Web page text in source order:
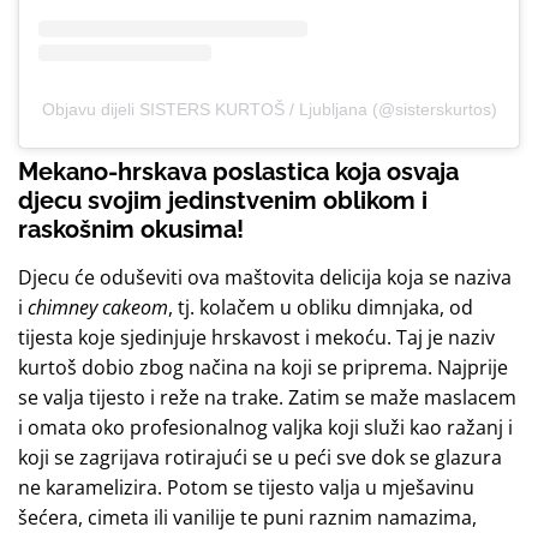
Objavu dijeli SISTERS KURTOŠ / Ljubljana (@sisterskurtos)
Mekano-hrskava poslastica koja osvaja
djecu svojim jedinstvenim oblikom i
raskošnim okusima!
Djecu će oduševiti ova maštovita delicija koja se naziva
i chimney cakeom, tj. kolačem u obliku dimnjaka, od
tijesta koje sjedinjuje hrskavost i mekoću. Taj je naziv
kurtoš dobio zbog načina na koji se priprema. Najprije
se valja tijesto i reže na trake. Zatim se maže maslacem
i omata oko profesionalnog valjka koji služi kao ražanj i
koji se zagrijava rotirajući se u peći sve dok se glazura
ne karamelizira. Potom se tijesto valja u mješavinu
šećera, cimeta ili vanilije te puni raznim namazima,